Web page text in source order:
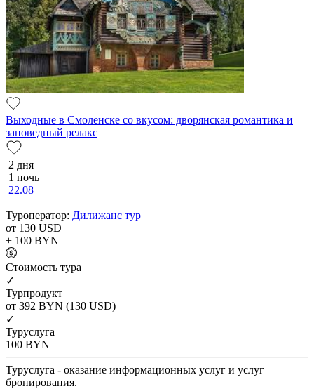
Выходные в Смоленске со вкусом: дворянская романтика и
заповедный релакс
2 дня
1 ночь
22.08
Туроператор: Дилижанс тур
от 130 USD
+ 100 BYN
Cтоимость тура
✓
Турпродукт
от 392 BYN (130 USD)
✓
Туруслуга
100 BYN
Туруслуга - оказание информационных услуг и услуг
бронирования.